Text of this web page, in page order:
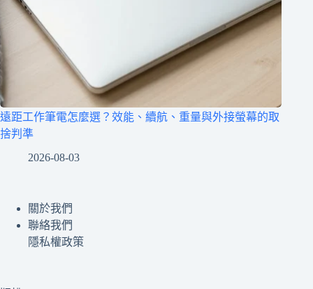
遠距工作筆電怎麼選？效能、續航、重量與外接螢幕的取
捨判準
2026-08-03
關於我們
聯絡我們
隱私權政策